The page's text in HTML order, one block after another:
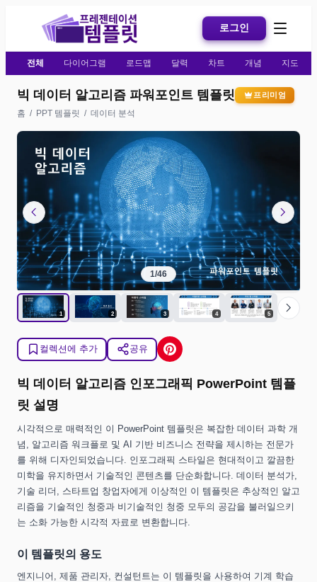
로그인
전체 다이어그램 로드맵 달력 차트 개념 지도
빅 데이터 알고리즘 파워포인트 템플릿 프리미엄
홈 / PPT 템플릿 / 데이터 분석
chevron_left chevron_right
1/46
1 2 3 4 5 chevron_right
컬렉션에 추가 공유
빅 데이터 알고리즘 인포그래픽 PowerPoint 템플
릿 설명
시각적으로 매력적인 이 PowerPoint 템플릿은 복잡한 데이터 과학 개
념, 알고리즘 워크플로 및 AI 기반 비즈니스 전략을 제시하는 전문가
를 위해 디자인되었습니다. 인포그래픽 스타일은 현대적이고 깔끔한
미학을 유지하면서 기술적인 콘텐츠를 단순화합니다. 데이터 분석가,
기술 리더, 스타트업 창업자에게 이상적인 이 템플릿은 추상적인 알고
리즘을 기술적인 청중과 비기술적인 청중 모두의 공감을 불러일으키
는 소화 가능한 시각적 자료로 변환합니다.
이 템플릿의 용도
엔지니어, 제품 관리자, 컨설턴트는 이 템플릿을 사용하여 기계 학습